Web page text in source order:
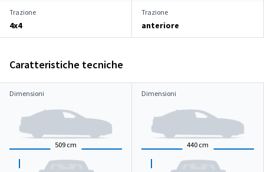
Trazione
4x4
Trazione
anteriore
Caratteristiche tecniche
Dimensioni
509 cm
Dimensioni
440 cm